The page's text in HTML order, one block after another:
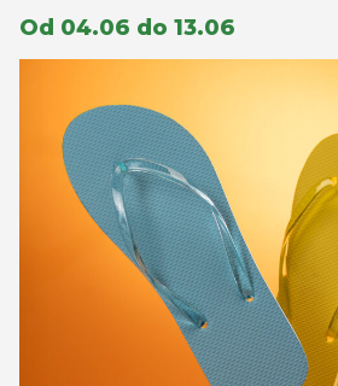
Od 04.06 do 13.06